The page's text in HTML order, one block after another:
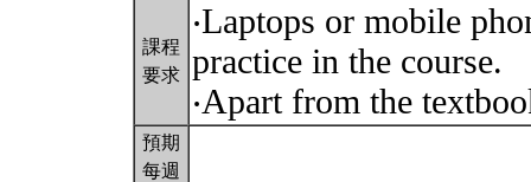
課程
要求
‧Laptops or mobile
practice in the course.
‧Apart from the
預期
每週